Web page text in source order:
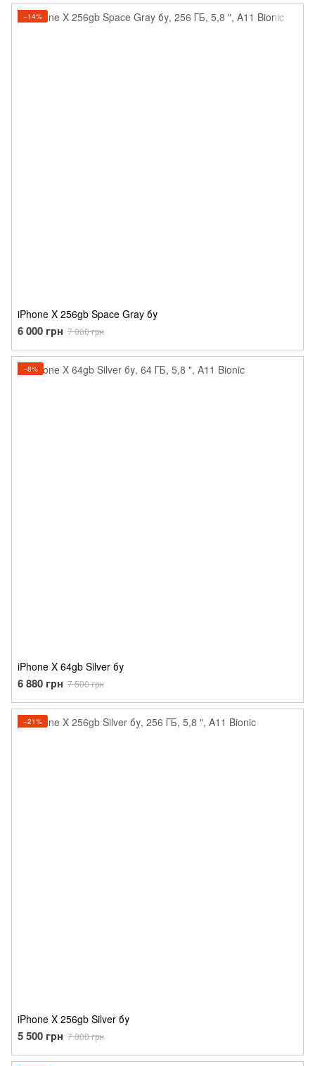
−14%
iPhone X 256gb Space Gray бу
6 000 грн 7 000 грн
−8%
iPhone X 64gb Silver бу
6 880 грн 7 500 грн
−21%
iPhone X 256gb Silver бу
5 500 грн 7 000 грн